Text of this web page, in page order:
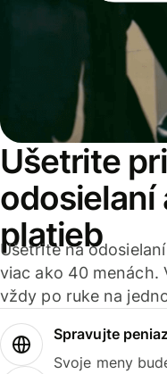
Ušetrite
odosielaní
platieb
Ušetrite na
viac ako 40 menách.
vždy po ruke na
Spravujte
Svoje meny